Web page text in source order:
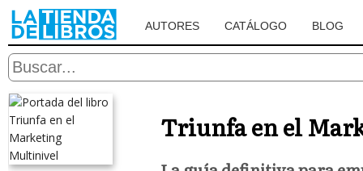
AUTORES CATÁLOGO BLOG
Triunfa en el